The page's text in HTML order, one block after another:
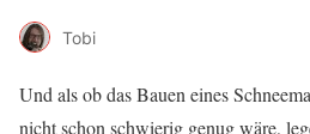
Tobi
Und als ob das Bauen eines
nicht schon schwierig genug wäre,